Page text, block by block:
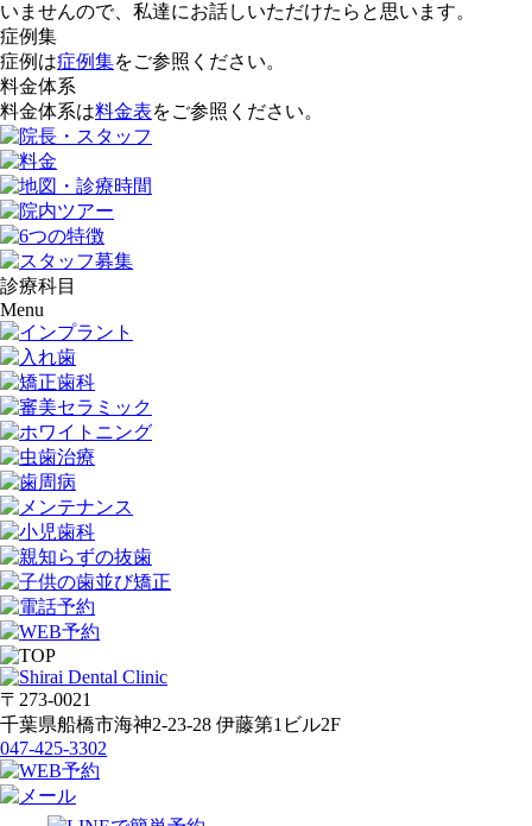
いませんので、私達にお話しいただけたらと思います。
症例集
症例は症例集をご参照ください。
料金体系
料金体系は料金表をご参照ください。
診療科目
Menu
〒273-0021
千葉県船橋市海神2-23-28 伊藤第1ビル2F
047-425-3302